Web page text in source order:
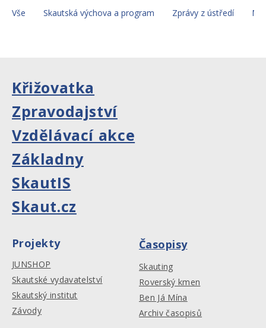
Vše Skautská výchova a program Zprávy z ústředí
Křižovatka
Zpravodajství
Vzdělávací akce
Základny
SkautIS
Skaut.cz
Projekty
JUNSHOP
Skautské vydavatelství
Skautský institut
Závody
Časopisy
Skauting
Roverský kmen
Ben Já Mína
Archiv časopisů